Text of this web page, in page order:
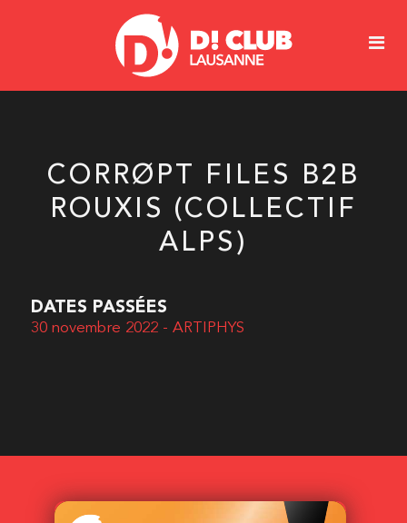
CORRØPT FILES B2B
ROUXIS (COLLECTIF
ALPS)
DATES PASSÉES
30 novembre 2022 - ARTIPHYS